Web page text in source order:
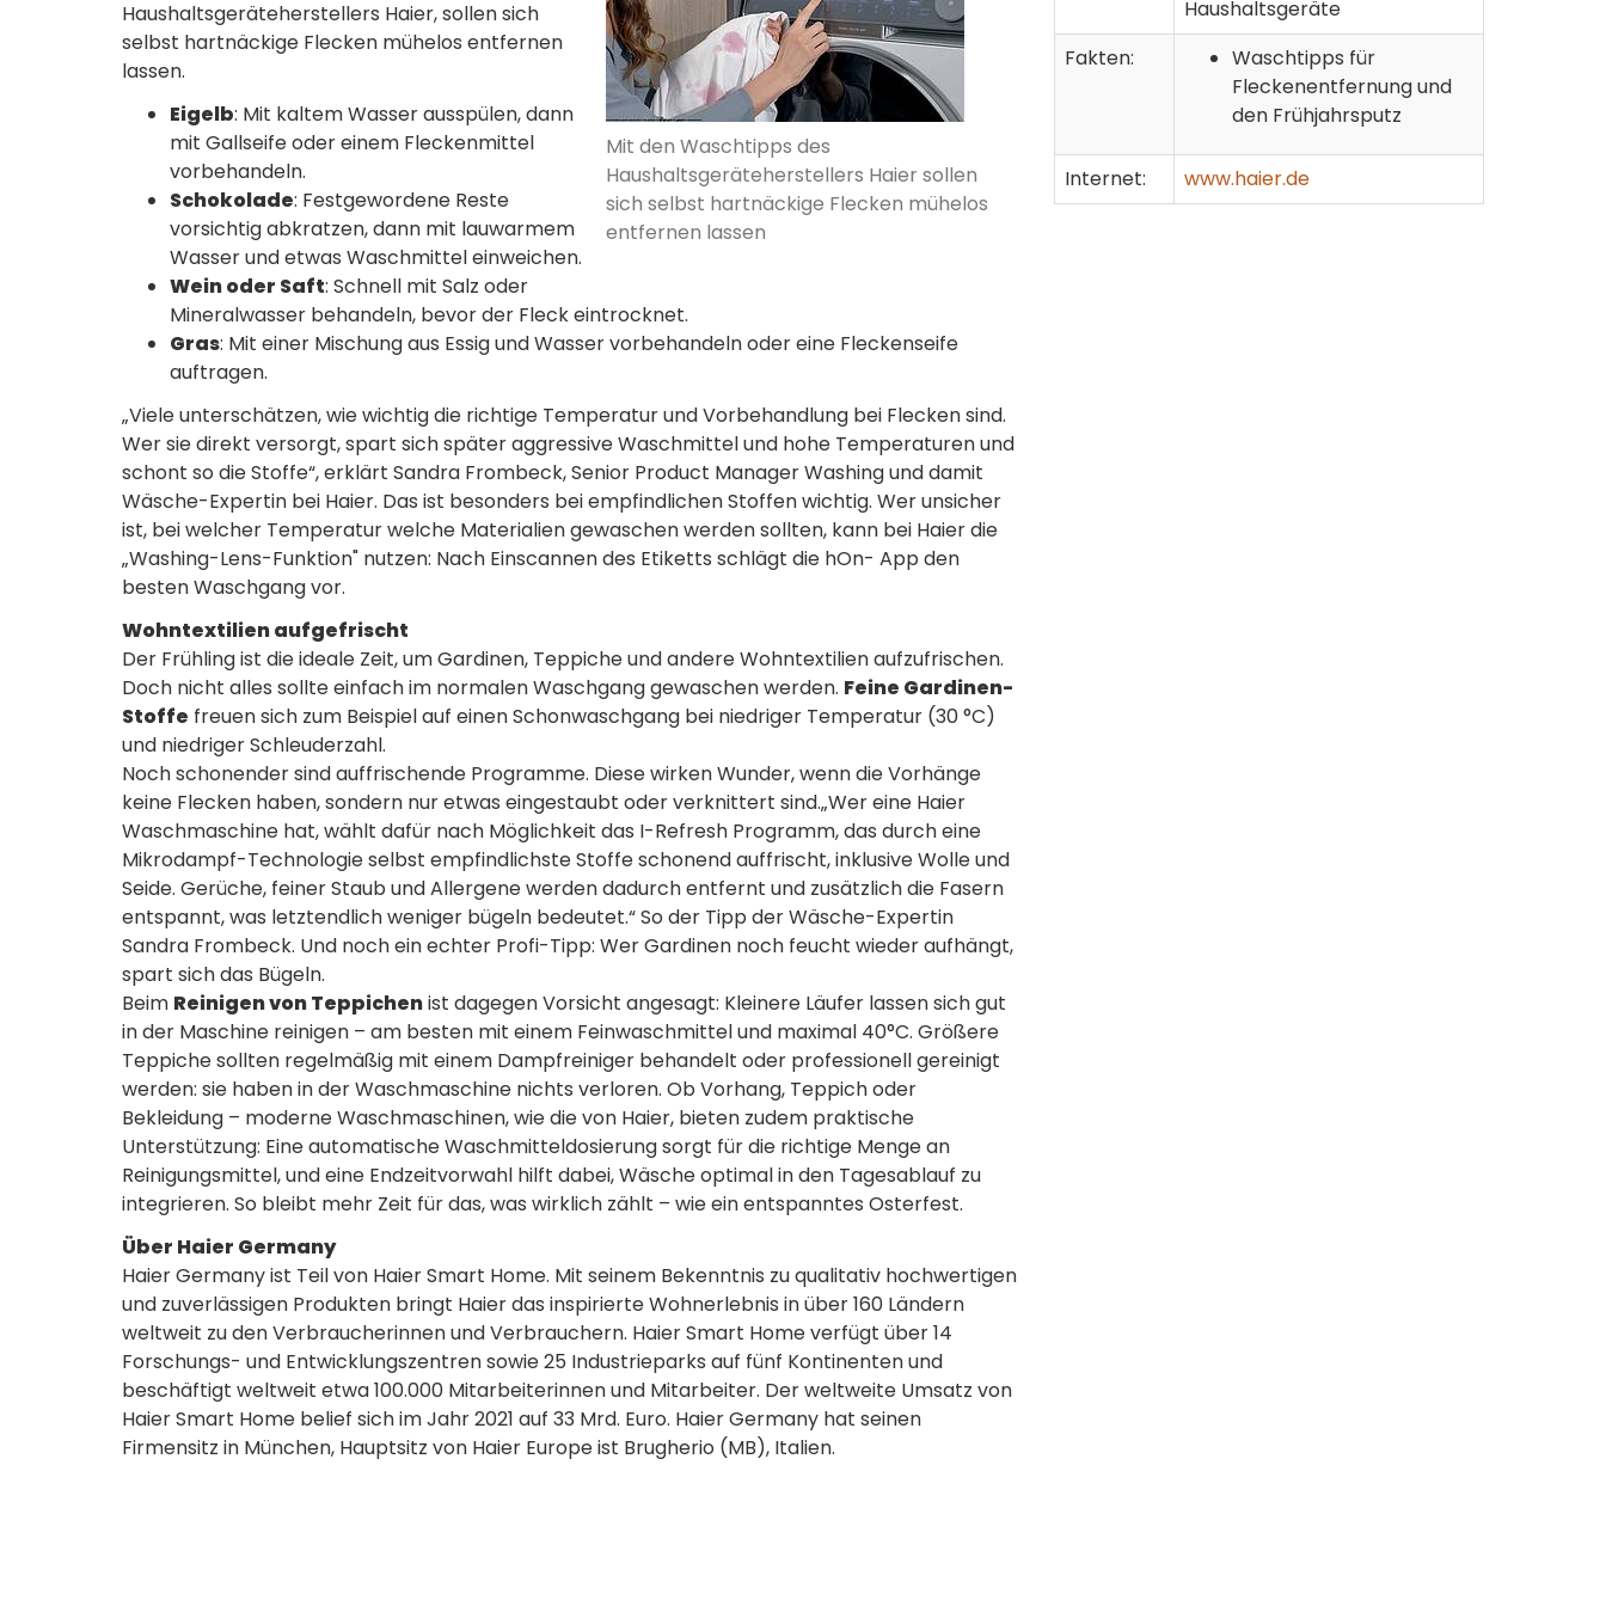
Mit den Waschtipps des
Haushaltsgeräteherstellers Haier sollen
sich selbst hartnäckige Flecken mühelos
entfernen lassen
Haushaltsgeräteherstellers Haier, sollen sich
selbst hartnäckige Flecken mühelos entfernen
lassen.
Eigelb: Mit kaltem Wasser ausspülen, dann
mit Gallseife oder einem Fleckenmittel
vorbehandeln.
Schokolade: Festgewordene Reste
vorsichtig abkratzen, dann mit lauwarmem
Wasser und etwas Waschmittel einweichen.
Wein oder Saft: Schnell mit Salz oder
Mineralwasser behandeln, bevor der Fleck eintrocknet.
Gras: Mit einer Mischung aus Essig und Wasser vorbehandeln oder eine Fleckenseife
auftragen.
„Viele unterschätzen, wie wichtig die richtige Temperatur und Vorbehandlung bei Flecken sind.
Wer sie direkt versorgt, spart sich später aggressive Waschmittel und hohe Temperaturen und
schont so die Stoffe“, erklärt Sandra Frombeck, Senior Product Manager Washing und damit
Wäsche-Expertin bei Haier. Das ist besonders bei empfindlichen Stoffen wichtig. Wer unsicher
ist, bei welcher Temperatur welche Materialien gewaschen werden sollten, kann bei Haier die
„Washing-Lens-Funktion" nutzen: Nach Einscannen des Etiketts schlägt die hOn- App den
besten Waschgang vor.
Wohntextilien aufgefrischt
Der Frühling ist die ideale Zeit, um Gardinen, Teppiche und andere Wohntextilien aufzufrischen.
Doch nicht alles sollte einfach im normalen Waschgang gewaschen werden. Feine Gardinen-
Stoffe freuen sich zum Beispiel auf einen Schonwaschgang bei niedriger Temperatur (30 °C)
und niedriger Schleuderzahl.
Noch schonender sind auffrischende Programme. Diese wirken Wunder, wenn die Vorhänge
keine Flecken haben, sondern nur etwas eingestaubt oder verknittert sind.„Wer eine Haier
Waschmaschine hat, wählt dafür nach Möglichkeit das I-Refresh Programm, das durch eine
Mikrodampf-Technologie selbst empfindlichste Stoffe schonend auffrischt, inklusive Wolle und
Seide. Gerüche, feiner Staub und Allergene werden dadurch entfernt und zusätzlich die Fasern
entspannt, was letztendlich weniger bügeln bedeutet.“ So der Tipp der Wäsche-Expertin
Sandra Frombeck. Und noch ein echter Profi-Tipp: Wer Gardinen noch feucht wieder aufhängt,
spart sich das Bügeln.
Beim Reinigen von Teppichenist dagegen Vorsicht angesagt: Kleinere Läufer lassen sich gut
in der Maschine reinigen – am besten mit einem Feinwaschmittel und maximal 40°C. Größere
Teppiche sollten regelmäßig mit einem Dampfreiniger behandelt oder professionell gereinigt
werden: sie haben in der Waschmaschine nichts verloren. Ob Vorhang, Teppich oder
Bekleidung – moderne Waschmaschinen, wie die von Haier, bieten zudem praktische
Unterstützung: Eine automatische Waschmitteldosierung sorgt für die richtige Menge an
Reinigungsmittel, und eine Endzeitvorwahl hilft dabei, Wäsche optimal in den Tagesablauf zu
integrieren. So bleibt mehr Zeit für das, was wirklich zählt – wie ein entspanntes Osterfest.
Über Haier Germany
Haier Germany ist Teil von Haier Smart Home. Mit seinem Bekenntnis zu qualitativ hochwertigen
und zuverlässigen Produkten bringt Haier das inspirierte Wohnerlebnis in über 160 Ländern
weltweit zu den Verbraucherinnen und Verbrauchern. Haier Smart Home verfügt über 14
Forschungs- und Entwicklungszentren sowie 25 Industrieparks auf fünf Kontinenten und
beschäftigt weltweit etwa 100.000 Mitarbeiterinnen und Mitarbeiter. Der weltweite Umsatz von
Haier Smart Home belief sich im Jahr 2021 auf 33 Mrd. Euro. Haier Germany hat seinen
Firmensitz in München, Hauptsitz von Haier Europe ist Brugherio (MB), Italien.
Haushaltsgeräte
Fakten:
Waschtipps für
Fleckenentfernung und
den Frühjahrsputz
Internet: www.haier.de